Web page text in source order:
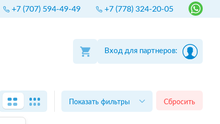
+7 (707) 594-49-49 +7 (778) 324-20-05
Вход для партнеров:
Показать фильтры Сбросить